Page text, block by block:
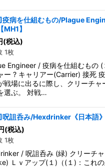
疫病を仕組むもの/Plague
MH1】
(税込)
1枚
Engineer / 疫病を仕組むもの (
ー ? キャリアー(Carrier) 接死
戦場に出るに際し、クリーチャ
選ぶ。 対戦…
詛呑み/Hexdrinker《日本語》
(税込)
1枚
/ 呪詛呑み (緑) クリーチ
Ｌｖアップ(１)（(１)：これの